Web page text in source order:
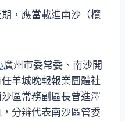
，應當載進南沙（欖
廣州市委常委、南沙開
羊城晚報報業團體社
區常務副區長曾進澤
分辨代表南沙區管委